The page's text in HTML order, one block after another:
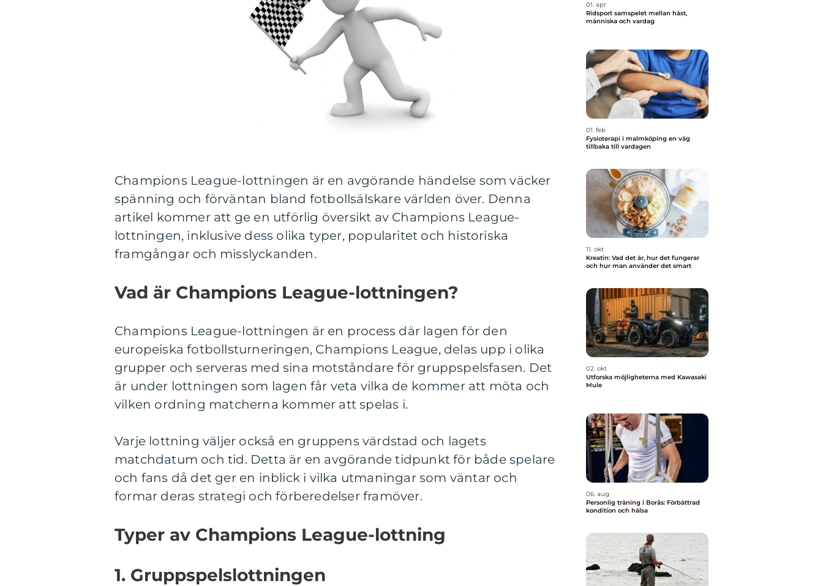
Champions League-lottningen är en avgörande händelse som väcker
spänning och förväntan bland fotbollsälskare världen över. Denna
artikel kommer att ge en utförlig översikt av Champions League-
lottningen, inklusive dess olika typer, popularitet och historiska
framgångar och misslyckanden.
Vad är Champions League-lottningen?
Champions League-lottningen är en process där lagen för den
europeiska fotbollsturneringen, Champions League, delas upp i olika
grupper och serveras med sina motståndare för gruppspelsfasen. Det
är under lottningen som lagen får veta vilka de kommer att möta och
vilken ordning matcherna kommer att spelas i.
Varje lottning väljer också en gruppens värdstad och lagets
matchdatum och tid. Detta är en avgörande tidpunkt för både spelare
och fans då det ger en inblick i vilka utmaningar som väntar och
formar deras strategi och förberedelser framöver.
Typer av Champions League-lottning
1. Gruppspelslottningen
01. apr
Ridsport samspelet mellan häst,
människa och vardag
01. feb
Fysioterapi i malmköping en väg
tillbaka till vardagen
11. okt
Kreatin: Vad det är, hur det fungerar
och hur man använder det smart
02. okt
Utforska möjligheterna med Kawasaki
Mule
06. aug
Personlig träning i Borås: Förbättrad
kondition och hälsa